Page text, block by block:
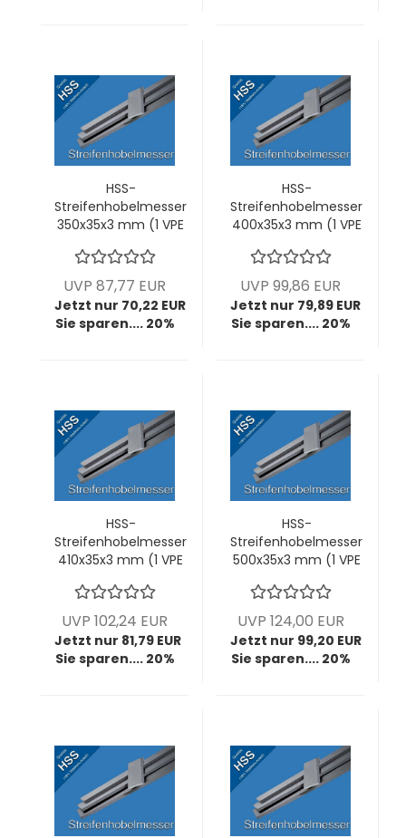
HSS-
Streifenhobelmesser
350x35x3 mm (1 VPE
UVP 87,77 EUR
Jetzt nur 70,22 EUR
Sie sparen.... 20%
HSS-
Streifenhobelmesser
400x35x3 mm (1 VPE
UVP 99,86 EUR
Jetzt nur 79,89 EUR
Sie sparen.... 20%
HSS-
Streifenhobelmesser
410x35x3 mm (1 VPE
UVP 102,24 EUR
Jetzt nur 81,79 EUR
Sie sparen.... 20%
HSS-
Streifenhobelmesser
500x35x3 mm (1 VPE
UVP 124,00 EUR
Jetzt nur 99,20 EUR
Sie sparen.... 20%